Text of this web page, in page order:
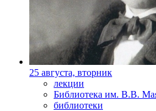
25 августа, вторник
лекции
Библиотека им. В.В.
библиотеки